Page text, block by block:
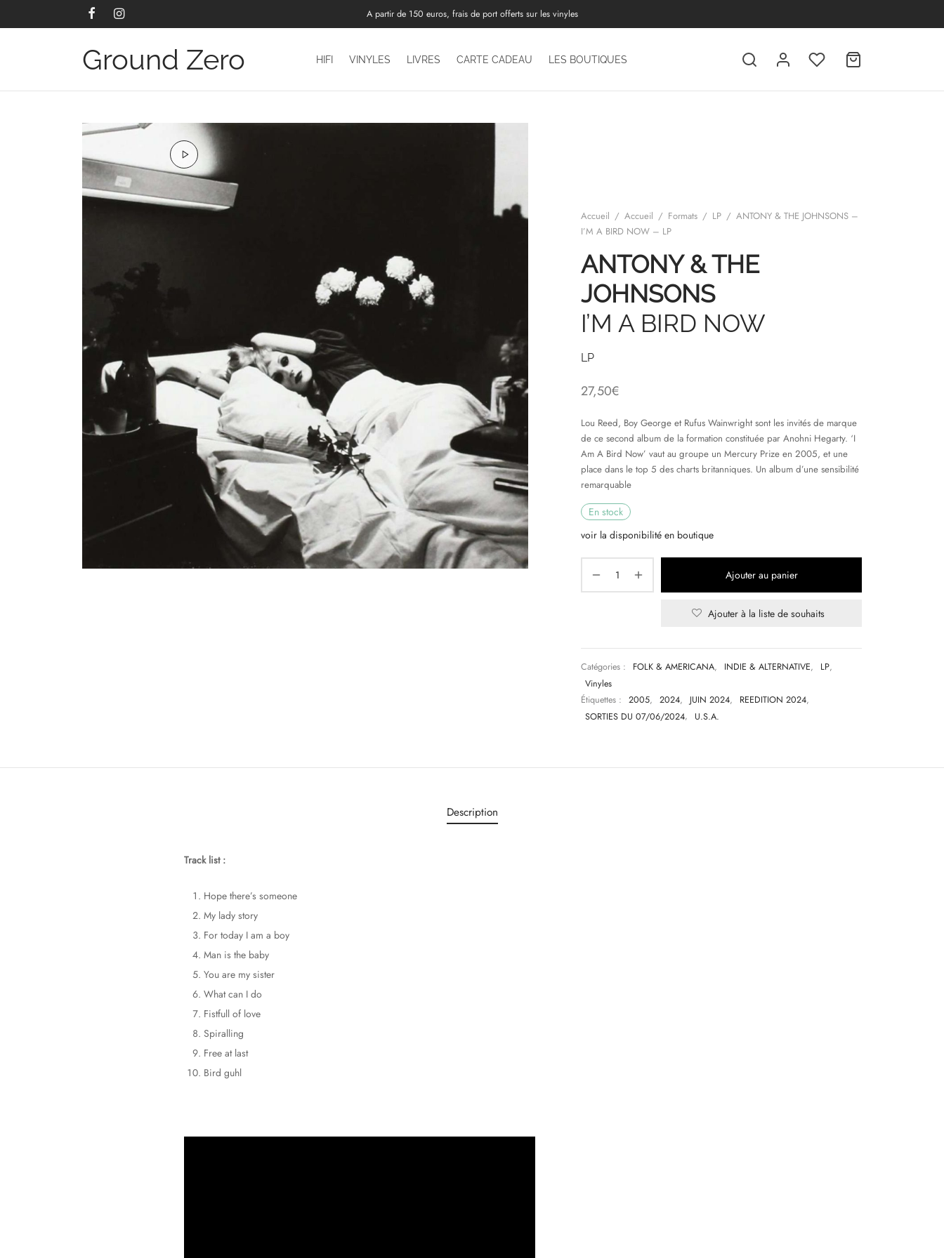
A partir de 150 euros, frais de port offerts sur les vinyles
Ground Zero HIFI VINYLES LIVRES CARTE CADEAU LES BOUTIQUES
Accueil / Accueil / Formats / LP / ANTONY & THE JOHNSONS –
I’M A BIRD NOW – LP
ANTONY & THE
JOHNSONS
I’M A BIRD NOW
LP
27,50€
Lou Reed, Boy George et Rufus Wainwright sont les invités de marque
de ce second album de la formation constituée par Anohni Hegarty. ‘I
Am A Bird Now’ vaut au groupe un Mercury Prize en 2005, et une
place dans le top 5 des charts britanniques. Un album d’une sensibilité
remarquable
En stock
voir la disponibilité en boutique
Ajouter au panier
Ajouter à la liste de souhaits
Catégories : FOLK & AMERICANA, INDIE & ALTERNATIVE, LP,
Vinyles
Étiquettes :
2005, 2024, JUIN 2024, REEDITION 2024,
SORTIES DU 07/06/2024, U.S.A.
Description
Track list :
Hope there’s someone
My lady story
For today I am a boy
Man is the baby
You are my sister
What can I do
Fistfull of love
Spiralling
Free at last
Bird guhl